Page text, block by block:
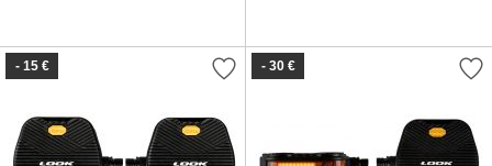
- 15 € - 30 €